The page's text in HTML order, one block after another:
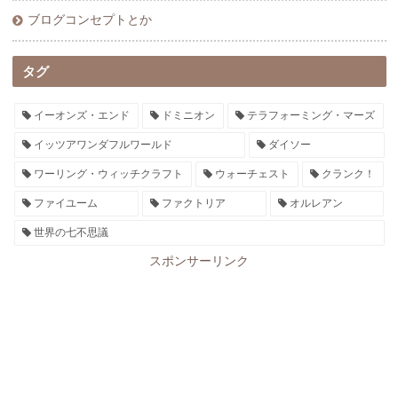
ブログコンセプトとか
タグ
イーオンズ・エンド ドミニオン テラフォーミング・マーズ
イッツアワンダフルワールド ダイソー
ワーリング・ウィッチクラフト ウォーチェスト クランク！
ファイユーム ファクトリア オルレアン
世界の七不思議
スポンサーリンク